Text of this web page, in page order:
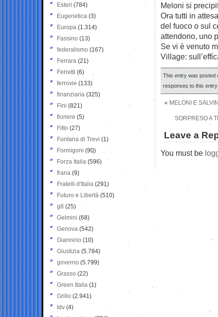
Meloni si
Ora tutti in
del fuoco o sul
attendono, uno
Se vi è venuto
Village:
This entry was posted
responses to this
« MELONI E
SORPRESO A
Leave a
You must be
Esteri (784)
Eugenetica (3)
Europa (1.314)
Fassino (13)
federalismo (167)
Ferrara (21)
Ferretti (6)
ferrovie (133)
finanziaria (325)
Fini (821)
fioriere (5)
Fitto (27)
Fontana di Trevi (1)
Formigoni (90)
Forza Italia (596)
frana (9)
Fratelli d'Italia (291)
Futuro e Libertà (510)
g8 (25)
Gelmini (68)
Genova (542)
Giannino (10)
Giustizia (5.784)
governo (5.799)
Grasso (22)
Green Italia (1)
Grillo (2.941)
Idv (4)